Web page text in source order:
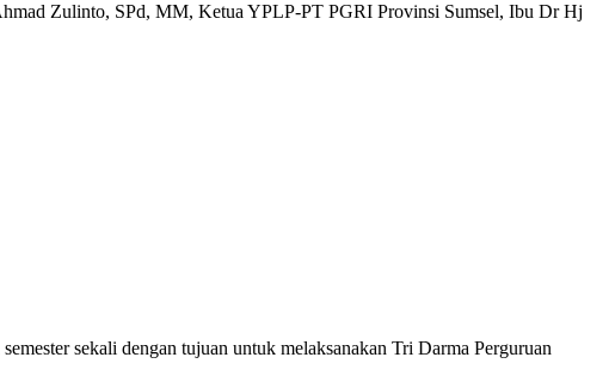
Zulinto, SPd, MM, Ketua YPLP-PT PGRI Provinsi Sumsel, Ibu Dr Hj
sekali dengan tujuan untuk melaksanakan Tri Darma Perguruan